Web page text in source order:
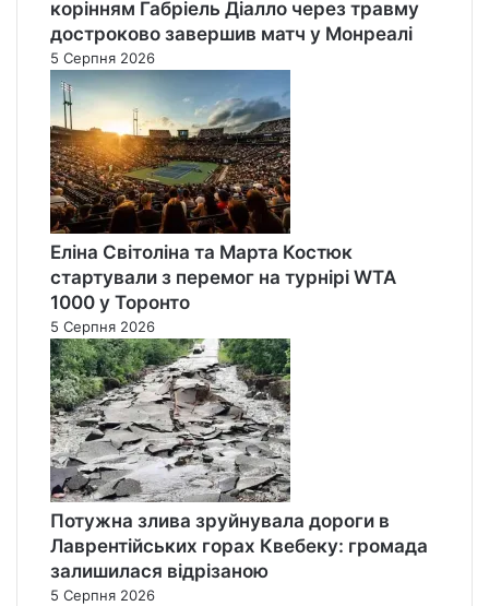
корінням Габріель Діалло через травму
достроково завершив матч у Монреалі
5 Серпня 2026
Еліна Світоліна та Марта Костюк
стартували з перемог на турнірі WTA
1000 у Торонто
5 Серпня 2026
Потужна злива зруйнувала дороги в
Лаврентійських горах Квебеку: громада
залишилася відрізаною
5 Серпня 2026